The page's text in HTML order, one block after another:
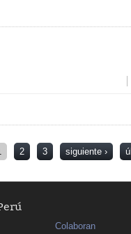
2 3 siguiente ›
Colaboran